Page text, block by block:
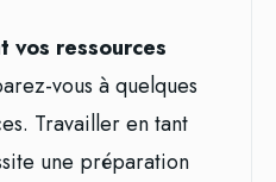
vos ressources
vous à quelques
Travailler en tant
une préparation